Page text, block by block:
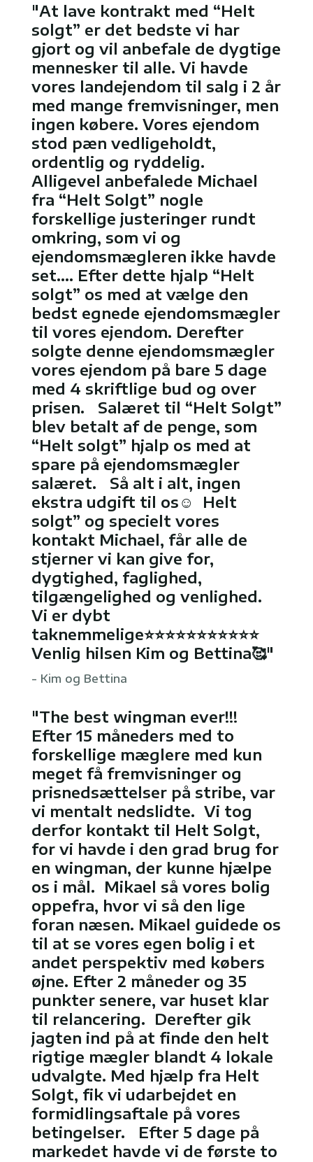
"At lave kontrakt med “Helt
solgt” er det bedste vi har
gjort og vil anbefale de dygtige
mennesker til alle. Vi havde
vores landejendom til salg i 2 år
med mange fremvisninger, men
ingen købere. Vores ejendom
stod pæn vedligeholdt,
ordentlig og ryddelig.
Alligevel anbefalede Michael
fra “Helt Solgt” nogle
forskellige justeringer rundt
omkring, som vi og
ejendomsmægleren ikke havde
set…. Efter dette hjalp “Helt
solgt” os med at vælge den
bedst egnede ejendomsmægler
til vores ejendom. Derefter
solgte denne ejendomsmægler
vores ejendom på bare 5 dage
med 4 skriftlige bud og over
prisen. Salæret til “Helt Solgt”
blev betalt af de penge, som
“Helt solgt” hjalp os med at
spare på ejendomsmægler
salæret. Så alt i alt, ingen
ekstra udgift til os☺️ Helt
solgt” og specielt vores
kontakt Michael, får alle de
stjerner vi kan give for,
dygtighed, faglighed,
tilgængelighed og venlighed.
Vi er dybt
taknemmelige⭐️⭐️⭐️⭐️⭐️⭐️⭐️⭐️⭐️⭐️⭐️
Venlig hilsen Kim og Bettina🥰"
- Kim og Bettina
"The best wingman ever!!!
Efter 15 måneders med to
forskellige mæglere med kun
meget få fremvisninger og
prisnedsættelser på stribe, var
vi mentalt nedslidte. Vi tog
derfor kontakt til Helt Solgt,
for vi havde i den grad brug for
en wingman, der kunne hjælpe
os i mål. Mikael så vores bolig
oppefra, hvor vi så den lige
foran næsen. Mikael guidede os
til at se vores egen bolig i et
andet perspektiv med købers
øjne. Efter 2 måneder og 35
punkter senere, var huset klar
til relancering. Derefter gik
jagten ind på at finde den helt
rigtige mægler blandt 4 lokale
udvalgte. Med hjælp fra Helt
Solgt, fik vi udarbejdet en
formidlingsaftale på vores
betingelser. Efter 5 dage på
markedet havde vi de første to